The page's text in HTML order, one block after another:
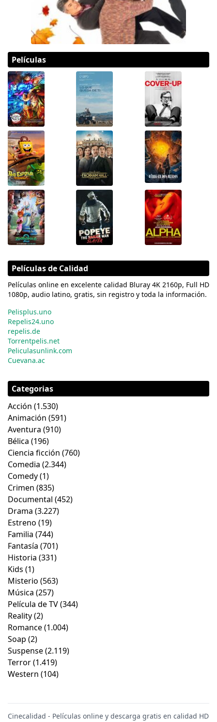
Películas
Películas de Calidad
Películas online en excelente calidad Bluray 4K 2160p, Full HD
1080p, audio latino, gratis, sin registro y toda la información.
Pelisplus.uno
Repelis24.uno
repelis.de
Torrentpelis.net
Peliculasunlink.com
Cuevana.ac
Categorias
Acción (1.530)
Animación (591)
Aventura (910)
Bélica (196)
Ciencia ficción (760)
Comedia (2.344)
Comedy(1)
Crimen (835)
Documental (452)
Drama (3.227)
Estreno (19)
Familia (744)
Fantasía (701)
Historia (331)
Kids (1)
Misterio (563)
Música (257)
Película de TV(344)
Reality(2)
Romance(1.004)
Soap (2)
Suspense(2.119)
Terror(1.419)
Western (104)
Cinecalidad - Películas online y descarga gratis en calidad HD